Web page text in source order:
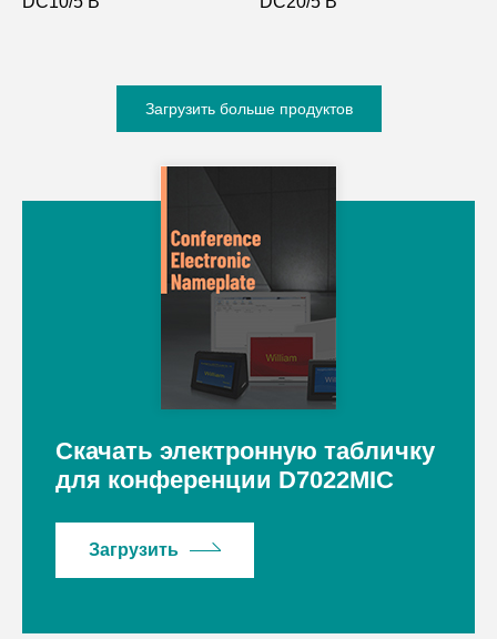
Загрузить больше продуктов
Скачать электронную табличку
для конференции D7022MIC
Загрузить